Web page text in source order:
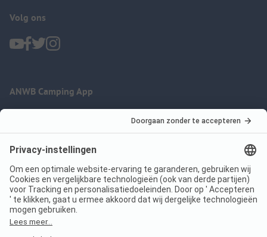
Volg ons
ANWB Camping App
Imprint
Jouw privacy
Voorwaarden
Wet digitale diensten